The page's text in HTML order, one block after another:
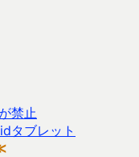
禁止
タブレット